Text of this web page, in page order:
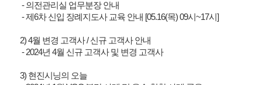
- 의전관리실 업무분장 안내
- 제6차 신입 장례지도사 교육 안내 [05.16(목) 09시~17시]
2) 4월 변경 고객사 / 신규 고객사 안내
- 2024년 4월 신규 고객사 및 변경 고객사
3) 현진시닝의 오늘